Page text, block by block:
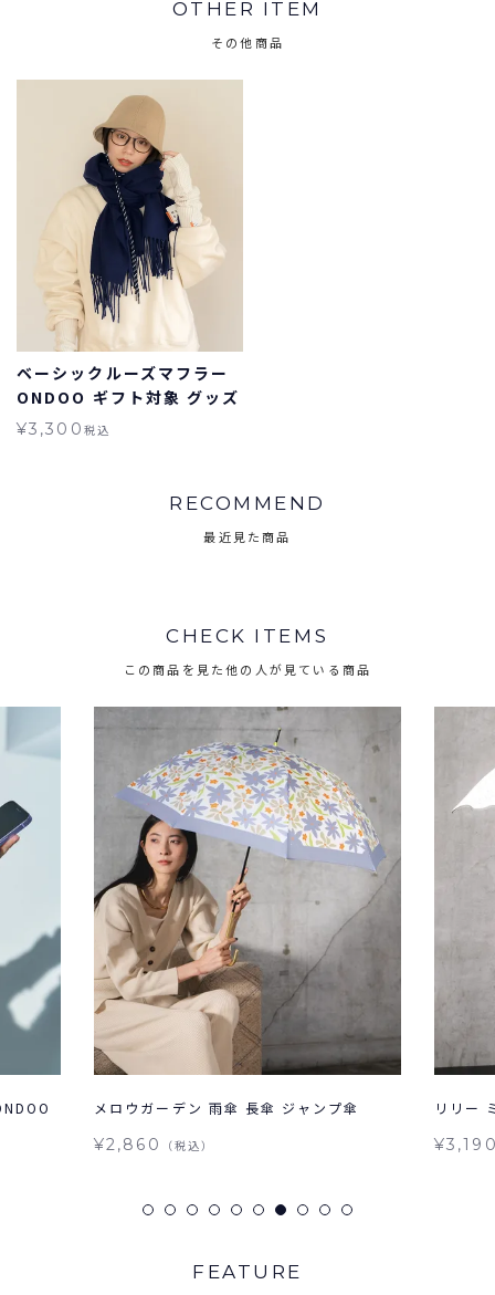
OTHER ITEM
その他商品
ベーシックルーズマフラー
ONDOO ギフト対象 グッズ
¥3,300 税込
RECOMMEND
最近見た商品
CHECK ITEMS
この商品を見た他の人が見ている商品
メロウガーデン 雨傘 長傘 ジャンプ傘
¥2,860 （税込）
リリー
FEATURE